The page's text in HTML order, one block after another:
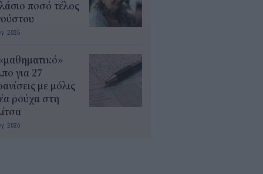
ποσό τέλος
2026
για 27
με μόλις
ρούχα στη
2026